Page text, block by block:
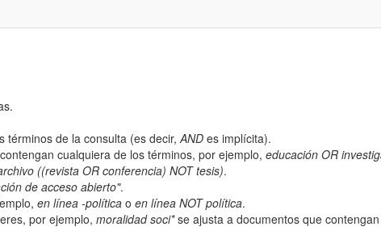
términos de la consulta (es decir,AND es implícita).
cualquiera de los términos, por ejemplo, educación OR
((revista OR conferencia) NOT tesis).
de acceso abierto".
en línea -política o en línea NOT política.
por ejemplo, moralidad soci*se ajusta a documentos que